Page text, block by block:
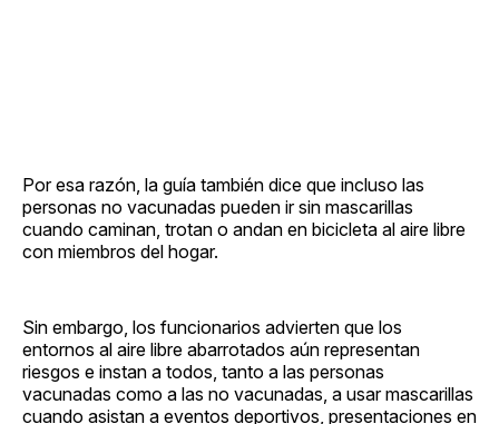
Por esa razón, la guía también dice que incluso las
personas no vacunadas pueden ir sin mascarillas
cuando caminan, trotan o andan en bicicleta al aire libre
con miembros del hogar.
Sin embargo, los funcionarios advierten que los
entornos al aire libre abarrotados aún representan
riesgos e instan a todos, tanto a las personas
vacunadas como a las no vacunadas, a usar mascarillas
cuando asistan a eventos deportivos, presentaciones en